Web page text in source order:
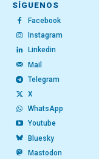
SÍGUENOS
Facebook
Instagram
Linkedin
Mail
Telegram
X
WhatsApp
Youtube
Bluesky
Mastodon